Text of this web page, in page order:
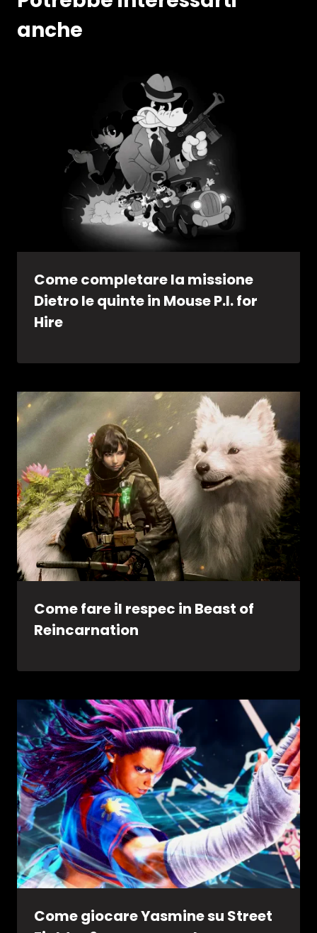
anche
Come completare la missione
Dietro le quinte in Mouse P.I. for
Hire
Come fare il respec in Beast of
Reincarnation
Come giocare Yasmine su Street